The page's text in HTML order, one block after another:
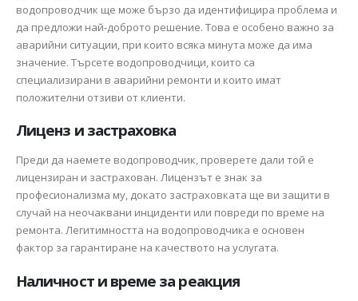
водопроводчик ще може бързо да идентифицира проблема и
да предложи най-доброто решение. Това е особено важно за
аварийни ситуации, при които всяка минута може да има
значение. Търсете водопроводчици, които са
специализирани в аварийни ремонти и които имат
положителни отзиви от клиенти.
Лиценз и застраховка
Преди да наемете водопроводчик, проверете дали той е
лицензиран и застрахован. Лицензът е знак за
професионализма му, докато застраховката ще ви защити в
случай на неочаквани инциденти или повреди по време на
ремонта. Легитимността на водопроводчика е основен
фактор за гарантиране на качеството на услугата.
Наличност и време за реакция